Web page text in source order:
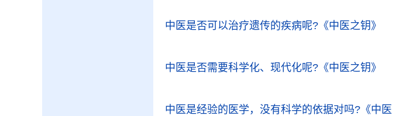
中医是否可以治疗遗传的疾病呢? 《中医之钥》
中医是否需要科学化、现代化呢? 《中医之钥》
中医是经验的医学，没有科学的依据对吗? 《中医